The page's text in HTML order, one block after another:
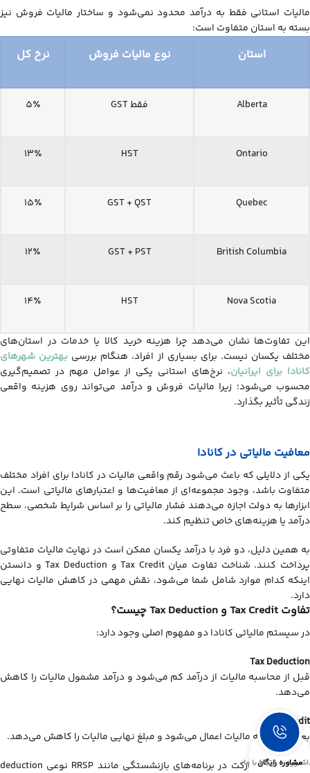
مالیات استانی فقط به درآمد محدود نمی‌شود و ساختار مالیات فروش نیز
بسته به استان متفاوت است:
استان نوع مالیات فروش نرخ کل
Alberta فقط GST 5٪
Ontario
HST 13٪
Quebec
GST + QST 15٪
British Columbia
GST + PST 12٪
Nova Scotia
HST 14٪
این تفاوت‌ها نشان می‌دهد چرا هزینه خرید کالا یا خدمات در استان‌های
مختلف یکسان نیست. برای بسیاری از افراد، هنگام بررسی بهترین شهرهای
کانادا برای ایرانیان، نرخ‌های استانی یکی از عوامل مهم در تصمیم‌گیری
محسوب می‌شود؛ زیرا مالیات فروش و درآمد می‌تواند روی هزینه واقعی
زندگی تأثیر بگذارد.
معافیت مالیاتی در کانادا
یکی از دلایلی که باعث می‌شود رقم واقعی مالیات در کانادا برای افراد مختلف
متفاوت باشد، وجود مجموعه‌ای از معافیت‌ها و اعتبارهای مالیاتی است. این
ابزارها به دولت اجازه می‌دهند فشار مالیاتی را بر اساس شرایط شخصی، سطح
درآمد یا هزینه‌های خاص تنظیم کند.
به همین دلیل، دو فرد با درآمد یکسان ممکن است در نهایت مالیات متفاوتی
پرداخت کنند. شناخت تفاوت میان Tax Credit و Tax Deduction و دانستن
اینکه کدام موارد شامل شما می‌شود، نقش مهمی در کاهش مالیات نهایی
دارد.
تفاوت Tax Credit و Tax Deduction چیست؟
در سیستم مالیاتی کانادا دو مفهوم اصلی وجود دارد:
Tax Deduction
قبل از محاسبه مالیات از درآمد کم می‌شود و درآمد مشمول مالیات را کاهش
می‌دهد.
Tax Credit
بعد از محاسبه مالیات اعمال می‌شود و مبلغ نهایی مالیات را کاهش می‌دهد.
برای مثال، مشارکت در برنامه‌های بازنشستگی مانند RRSP نوعی deduction
مشاوره رایگان
ارتباط با ما